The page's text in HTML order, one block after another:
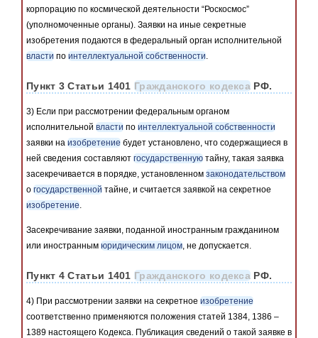
корпорацию по космической деятельности “Роскосмос”
(уполномоченные органы). Заявки на иные секретные
изобретения подаются в федеральный орган исполнительной
власти по интеллектуальной собственности.
Пункт 3 Статьи 1401Гражданского кодекса РФ.
3) Если при рассмотрении федеральным органом
исполнительной власти по интеллектуальной собственности
заявки на изобретение будет установлено, что содержащиеся в
ней сведения составляют государственную тайну, такая заявка
засекречивается в порядке, установленном законодательством
о государственной тайне, и считается заявкой на секретное
изобретение.
Засекречивание заявки, поданной иностранным гражданином
или иностранным юридическим лицом , не допускается.
Пункт 4 Статьи 1401Гражданского кодекса РФ.
4) При рассмотрении заявки на секретное изобретение
соответственно применяются положения статей 1384, 1386 –
1389 настоящего Кодекса. Публикация сведений о такой заявке в